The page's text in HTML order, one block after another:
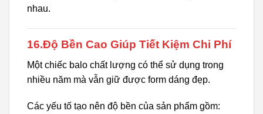
nhau.
16.Độ Bền Cao Giúp Tiết Kiệm Chi Phí
Một chiếc balo chất lượng có thể sử dụng trong
nhiều năm mà vẫn giữ được form dáng đẹp.
Các yếu tố tạo nên độ bền của sản phẩm gồm: